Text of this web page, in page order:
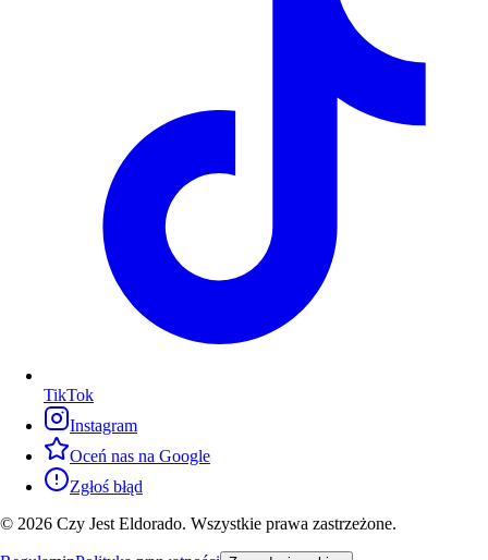
TikTok
Instagram
Oceń nas na Google
Zgłoś błąd
© 2026 Czy Jest Eldorado. Wszystkie prawa zastrzeżone.